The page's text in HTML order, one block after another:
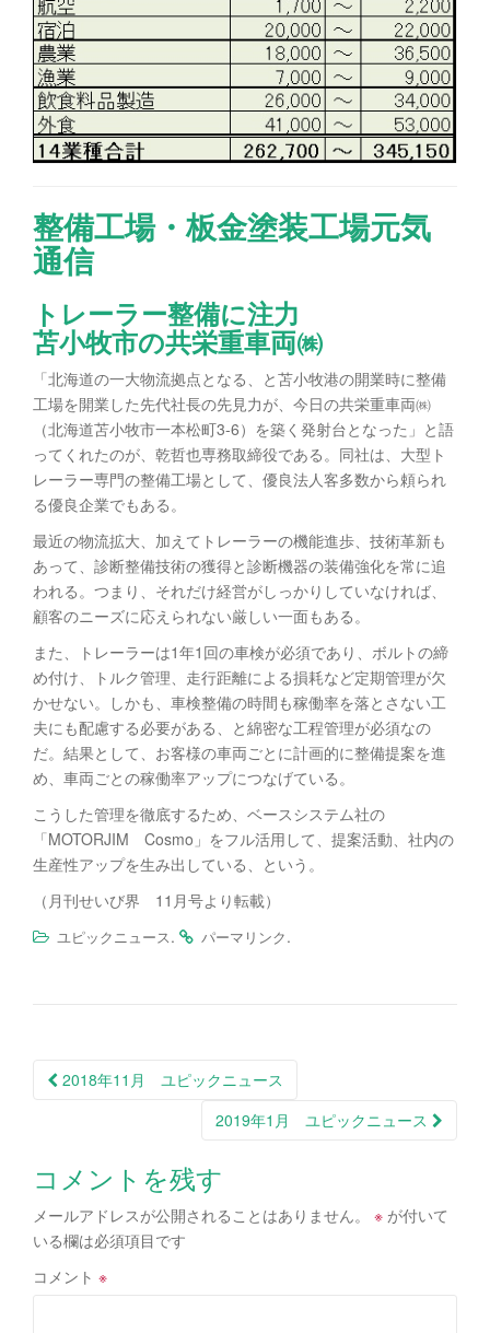
整備工場・板金塗装工場元気
通信
トレーラー整備に注力
苫小牧市の共栄重車両㈱
「北海道の一大物流拠点となる、と苫小牧港の開業時に整備
工場を開業した先代社長の先見力が、今日の共栄重車両㈱
（北海道苫小牧市一本松町3-6）を築く発射台となった」と語
ってくれたのが、乾哲也専務取締役である。同社は、大型ト
レーラー専門の整備工場として、優良法人客多数から頼られ
る優良企業でもある。
最近の物流拡大、加えてトレーラーの機能進歩、技術革新も
あって、診断整備技術の獲得と診断機器の装備強化を常に追
われる。つまり、それだけ経営がしっかりしていなければ、
顧客のニーズに応えられない厳しい一面もある。
また、トレーラーは1年1回の車検が必須であり、ボルトの締
め付け、トルク管理、走行距離による損耗など定期管理が欠
かせない。しかも、車検整備の時間も稼働率を落とさない工
夫にも配慮する必要がある、と綿密な工程管理が必須なの
だ。結果として、お客様の車両ごとに計画的に整備提案を進
め、車両ごとの稼働率アップにつなげている。
こうした管理を徹底するため、ベースシステム社の
「MOTORJIM Cosmo」をフル活用して、提案活動、社内の
生産性アップを生み出している、という。
（月刊せいび界 11月号より転載）
ユピックニュース. パーマリンク.
投
ビ
ゲ
ー
シ
2018年11月 ユピックニュース
2019年1月 ユピックニュース
コメントを残す
メールアドレスが公開されることはありません。 ※ が付いて
いる欄は必須項目です
コメント ※